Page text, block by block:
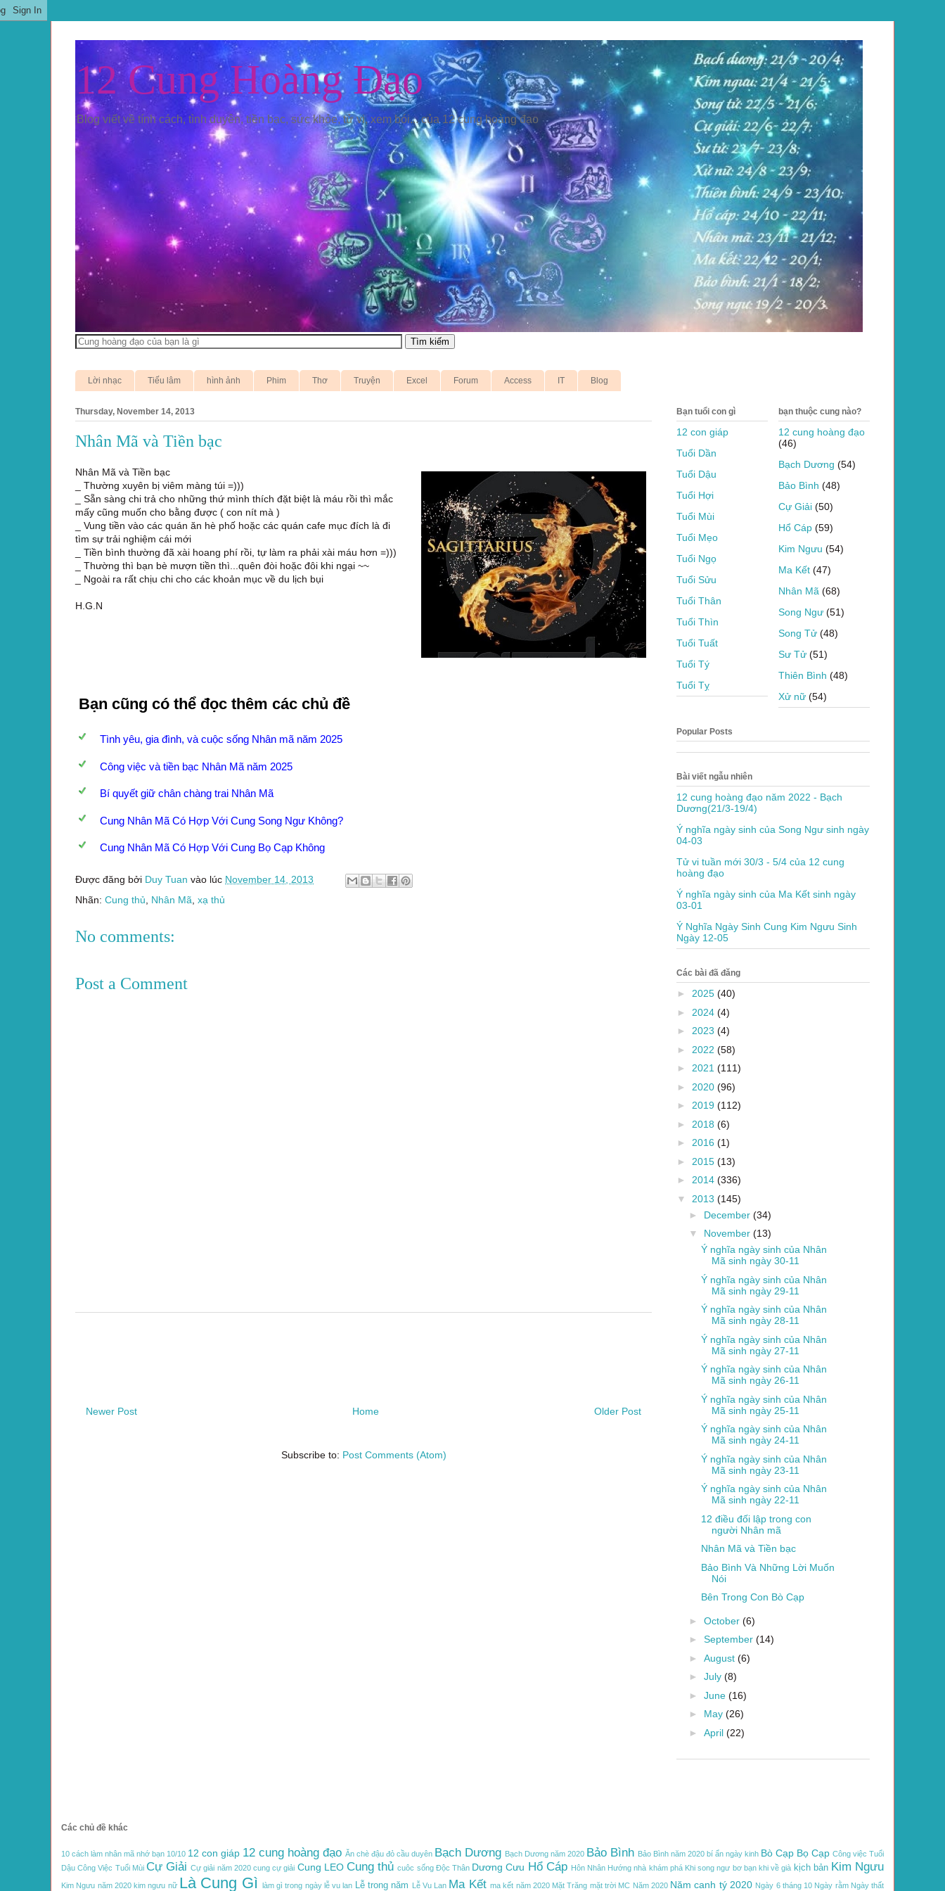
12 Cung Hoàng Đạo
Blog viết về tính cách, tình duyên, tiền bạc, sức khỏe, tử vi, xem bói... của 12 cung hoàng đạo
Lời nhạc Tiếu lâm hình ảnh Phim Thơ Truyện Excel Forum Access IT Blog
Thursday, November 14, 2013
Nhân Mã và Tiền bạc
Nhân Mã và Tiền bạc
_ Thường xuyên bị viêm màng túi =)))
_ Sẵn sàng chi trả cho những thứ mình thích đặt biệt là máu rồi thì mắc
mấy cũng muốn cho bằng được ( con nít mà )
_ Vung tiền vào các quán ăn hè phố hoặc các quán cafe mục đích là đi
tìm sự trải nghiệm cái mới
_ Tiền bình thường đã xài hoang phí rồi, tự làm ra phải xài máu hơn =)))
_ Thường thì bạn bè mượn tiền thì...quên đòi hoặc đôi khi ngại ~~
_ Ngoài ra rất chịu chi cho các khoản mục về du lịch bụi
H.G.N
Bạn cũng có thể đọc thêm các chủ đề
Tình yêu, gia đình, và cuộc sống Nhân mã năm 2025
Công việc và tiền bạc Nhân Mã năm 2025
Bí quyết giữ chân chàng trai Nhân Mã
Cung Nhân Mã Có Hợp Với Cung Song Ngư Không?
Cung Nhân Mã Có Hợp Với Cung Bọ Cạp Không
Được đăng bởi Duy Tuan vào lúc November 14, 2013
Nhãn: Cung thủ Nhân Mã xạ thủ
No comments:
Post a Comment
Newer Post Older Post
Home
Subscribe to: Post Comments (Atom)
Bạn tuổi con gì
12 con giáp
Tuổi Dần
Tuổi Dậu
Tuổi Hợi
Tuổi Mùi
Tuổi Mẹo
Tuổi Ngọ
Tuổi Sửu
Tuổi Thân
Tuổi Thìn
Tuổi Tuất
Tuổi Tý
Tuổi Tỵ
bạn thuộc cung nào?
12 cung hoàng đạo
(46)
Bạch Dương (54)
Bảo Bình (48)
Cự Giải (50)
Hổ Cáp (59)
Kim Ngưu (54)
Ma Kết (47)
Nhân Mã (68)
Song Ngư (51)
Song Tử (48)
Sư Tử (51)
Thiên Bình (48)
Xử nữ (54)
Popular Posts
Bài viết ngẫu nhiên
12 cung hoàng đạo năm 2022 - Bạch
Dương(21/3-19/4)
Ý nghĩa ngày sinh của Song Ngư sinh ngày
04-03
Tử vi tuần mới 30/3 - 5/4 của 12 cung
hoàng đạo
Ý nghĩa ngày sinh của Ma Kết sinh ngày
03-01
Ý Nghĩa Ngày Sinh Cung Kim Ngưu Sinh
Ngày 12-05
Các bài đã đăng
► 2025 (40)
► 2024 (4)
► 2023 (4)
► 2022 (58)
► 2021 (111)
► 2020 (96)
► 2019 (112)
► 2018 (6)
► 2016 (1)
► 2015 (13)
► 2014 (336)
▼ 2013 (145)
► December (34)
▼ November (13)
Ý nghĩa ngày sinh của Nhân
Mã sinh ngày 30-11
Ý nghĩa ngày sinh của Nhân
Mã sinh ngày 29-11
Ý nghĩa ngày sinh của Nhân
Mã sinh ngày 28-11
Ý nghĩa ngày sinh của Nhân
Mã sinh ngày 27-11
Ý nghĩa ngày sinh của Nhân
Mã sinh ngày 26-11
Ý nghĩa ngày sinh của Nhân
Mã sinh ngày 25-11
Ý nghĩa ngày sinh của Nhân
Mã sinh ngày 24-11
Ý nghĩa ngày sinh của Nhân
Mã sinh ngày 23-11
Ý nghĩa ngày sinh của Nhân
Mã sinh ngày 22-11
12 điều đối lập trong con
người Nhân mã
Nhân Mã và Tiền bạc
Bảo Bình Và Những Lời Muốn
Nói
Bên Trong Con Bò Cạp
► October (6)
► September (14)
► August (6)
► July (8)
► June (16)
► May (26)
► April (22)
Các chủ đề khác
10 cách làm nhân mã nhớ bạn 10/10 12 con giáp 12 cung hoàng đạo Ăn chè đậu đỏ cầu duyên Bạch Dương Bạch Dương năm 2020 Bảo Bình Bảo Bình năm 2020 bí ẩn ngày kinh Bò Cạp Bọ Cạp Công việc Tuổi
Dậu Công Việc Tuổi Mùi Cự Giải Cự giải năm 2020 cung cự giải Cung LEO Cung thủ cuôc sống Độc Thân Dương Cưu Hổ Cáp Hôn Nhân Hướng nhà khám phá Khi song ngư bơ bạn khi về già kịch bản Kim Ngưu
Kim Ngưu năm 2020 kim ngưu nữ Là Cung Gì làm gì trong ngày lễ vu lan Lễ trong năm Lễ Vu Lan Ma Kết ma kết năm 2020 Mặt Trăng mặt trời MC Năm 2020 Năm canh tý 2020 Ngày 6 tháng 10 Ngày rằm Ngày thất